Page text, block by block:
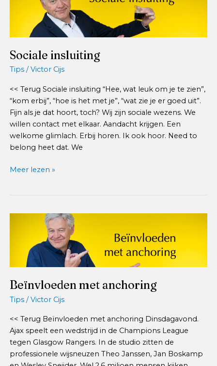
Sociale insluiting
Tips /Victor Cijs
<< Terug Sociale insluiting “Hee, wat leuk om je te zien”,
“kom erbij”, “hoe is het met je”, “wat zie je er goed uit”.
Fijn als je dat hoort, toch? Wij zijn sociale wezens. We
willen contact met elkaar. Aandacht krijgen. Een
welkome glimlach. Erbij horen. Ik ook hoor. Need to
belong heet dat. We
Sociale
Meer lezen »
Beïnvloeden met anchoring
Tips /Victor Cijs
<< Terug Beïnvloeden met anchoring Dinsdagavond.
Ajax speelt een wedstrijd in de Champions League
tegen Glasgow Rangers. In de studio zitten de
professionele wijsneuzen Theo Janssen, Jan Boskamp